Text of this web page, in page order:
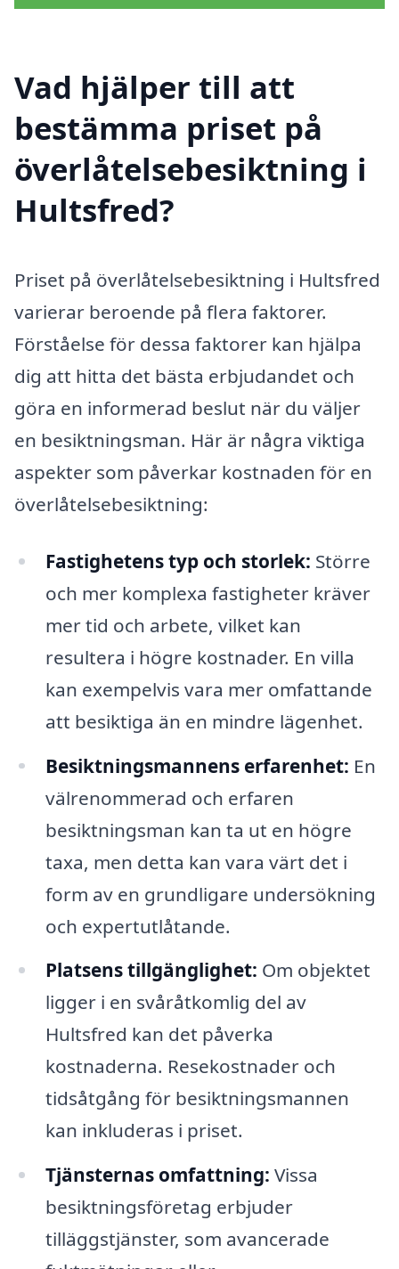
Vad hjälper till att
bestämma priset på
överlåtelsebesiktning i
Hultsfred?
Priset på överlåtelsebesiktning i Hultsfred
varierar beroende på flera faktorer.
Förståelse för dessa faktorer kan hjälpa
dig att hitta det bästa erbjudandet och
göra en informerad beslut när du väljer
en besiktningsman. Här är några viktiga
aspekter som påverkar kostnaden för en
överlåtelsebesiktning:
Fastighetens typ och storlek: Större
och mer komplexa fastigheter kräver
mer tid och arbete, vilket kan
resultera i högre kostnader. En villa
kan exempelvis vara mer omfattande
att besiktiga än en mindre lägenhet.
Besiktningsmannens erfarenhet: En
välrenommerad och erfaren
besiktningsman kan ta ut en högre
taxa, men detta kan vara värt det i
form av en grundligare undersökning
och expertutlåtande.
Platsens tillgänglighet: Om objektet
ligger i en svåråtkomlig del av
Hultsfred kan det påverka
kostnaderna. Resekostnader och
tidsåtgång för besiktningsmannen
kan inkluderas i priset.
Tjänsternas omfattning: Vissa
besiktningsföretag erbjuder
tilläggstjänster, som avancerade